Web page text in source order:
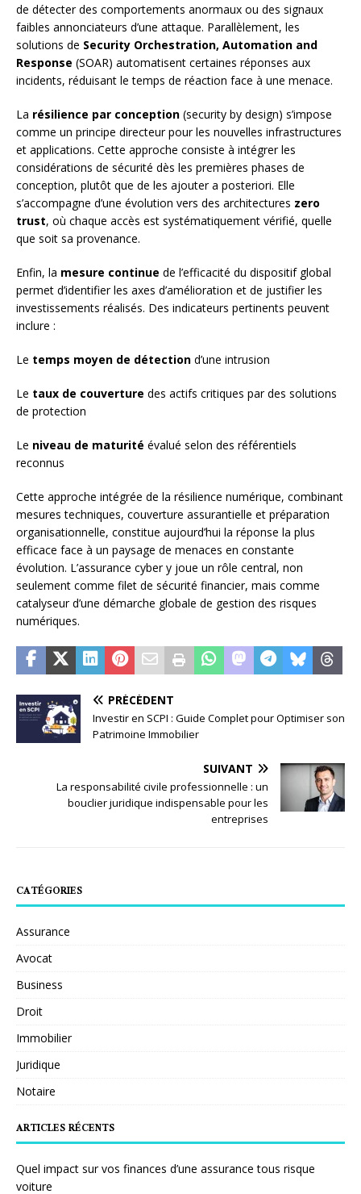
de détecter des comportements anormaux ou des signaux
faibles annonciateurs d’une attaque. Parallèlement, les
solutions de Security Orchestration, Automation and
Response (SOAR) automatisent certaines réponses aux
incidents, réduisant le temps de réaction face à une menace.
La résilience par conception (security by design) s’impose
comme un principe directeur pour les nouvelles infrastructures
et applications. Cette approche consiste à intégrer les
considérations de sécurité dès les premières phases de
conception, plutôt que de les ajouter a posteriori. Elle
s’accompagne d’une évolution vers des architectures zero
trust, où chaque accès est systématiquement vérifié, quelle
que soit sa provenance.
Enfin, la mesure continue de l’efficacité du dispositif global
permet d’identifier les axes d’amélioration et de justifier les
investissements réalisés. Des indicateurs pertinents peuvent
inclure :
Le temps moyen de détection d’une intrusion
Le taux de couverture des actifs critiques par des solutions
de protection
Le niveau de maturité évalué selon des référentiels
reconnus
Cette approche intégrée de la résilience numérique, combinant
mesures techniques, couverture assurantielle et préparation
organisationnelle, constitue aujourd’hui la réponse la plus
efficace face à un paysage de menaces en constante
évolution. L’assurance cyber y joue un rôle central, non
seulement comme filet de sécurité financier, mais comme
catalyseur d’une démarche globale de gestion des risques
numériques.
PRÉCÉDENT
Investir en SCPI : Guide Complet pour Optimiser son
Patrimoine Immobilier
SUIVANT
La responsabilité civile professionnelle : un
bouclier juridique indispensable pour les
entreprises
CATÉGORIES
Assurance
Avocat
Business
Droit
Immobilier
Juridique
Notaire
ARTICLES RÉCENTS
Quel impact sur vos finances d’une assurance tous risque
voiture